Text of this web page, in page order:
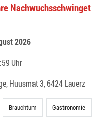
Nachwuchsschwinget
2026
Uhr
Huusmat 3, 6424 Lauerz
Brauchtum Gastronomie